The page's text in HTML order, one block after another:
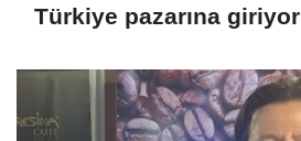
Türkiye pazarına giriyor